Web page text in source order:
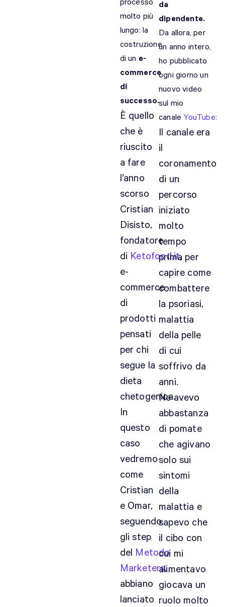
processo
molto più
lungo: la
costruzione
di un e-
commerce
di
successo.
È quello
che è
riuscito
a fare
l’anno
scorso
Cristian
Disisto,
fondatore
di Ketofood.it,
e-
commerce
di
prodotti
pensati
per chi
segue la
dieta
chetogenica.
In
questo
caso
vedremo
come
Cristian
e Omar,
seguendo
gli step
del Metodo
Marketers,
abbiano
lanciato
da
dipendente.
Da allora, per
un anno intero,
ho pubblicato
ogni giorno un
nuovo video
sul mio
canale YouTube:
Il canale era
il
coronamento
di un
percorso
iniziato
molto
tempo
prima per
capire come
combattere
la psoriasi,
malattia
della pelle
di cui
soffrivo da
anni.
Ne avevo
abbastanza
di pomate
che agivano
solo sui
sintomi
della
malattia e
sapevo che
il cibo con
cui mi
alimentavo
giocava un
ruolo molto